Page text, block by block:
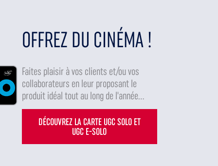
OFFREZ DU CINÉMA !
Faites plaisir à vos clients et/ou vos
collaborateurs en leur proposant le
produit idéal tout au long de l'année...
DÉCOUVREZ LA CARTE UGC SOLO ET
UGC E-SOLO